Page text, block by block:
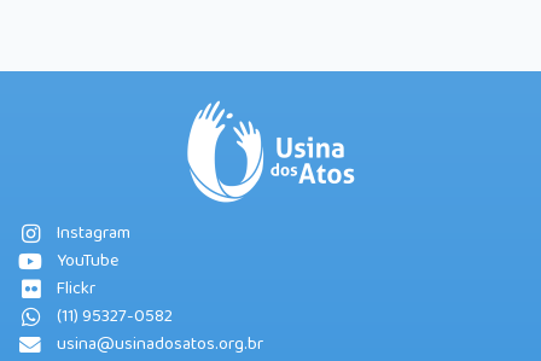
Instagram
YouTube
Flickr
(11) 95327-0582
usina@usinadosatos.org.br